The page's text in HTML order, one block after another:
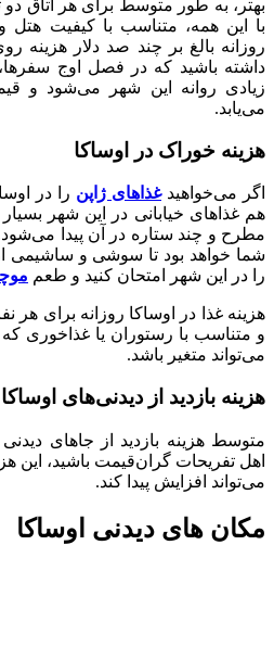
با این همه، متناسب با کیفیت هتل
روزانه بالغ بر چند صد دلار هزینه
داشته باشید که در فصل اوج سفر‌ها،
زیادی روانه‌ این شهر می‌شود و
می‌یابد.
هزینه خوراک در اوساکا
اگر می‌خواهیدغذاهای ژاپن را در
هم غذاهای خیابانی در این شهر
مطرح و چند ستاره در آن پیدا
شما خواهد بود تا سوشی و ساشیمی
را در این شهر امتحان کنید و طعم
و متناسب با رستوران یا غذاخوری
می‌تواند متغیر باشد.
هزینه بازدید از دیدنی‌های اوساکا
می‌تواند افزایش پیدا کند.
مکان های دیدنی اوساکا